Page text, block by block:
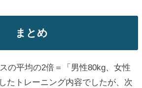
まとめ
の平均の2倍＝「男性80kg、女性
たトレーニング内容でしたが、次